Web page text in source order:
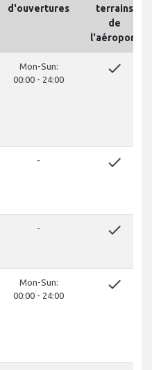
d'ouvertures
terrains
de
l'aéroport
Mon-Sun:
00:00 - 24:00
done
- done
- done
Mon-Sun:
00:00 - 24:00
done